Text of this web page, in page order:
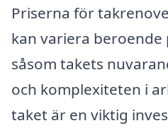
Priserna för
kan variera beroende
såsom takets
och komplexiteten i
taket är en viktig